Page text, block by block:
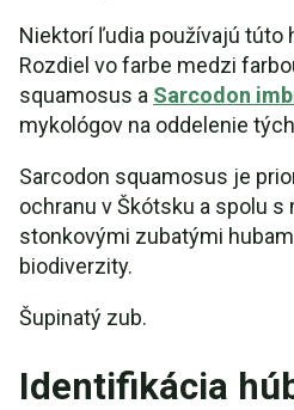
Niektorí ľudia používajú túto
Rozdiel vo farbe medzi
squamosus a Sarcodon
mykológov na oddelenie
Sarcodon squamosus je
ochranu v Škótsku a spolu
stonkovými zubatými
biodiverzity.
Šupinatý zub.
Identifikácia